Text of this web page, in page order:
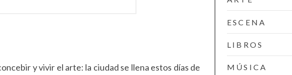
y vivir el arte: la ciudad se llena estos días de
ESCENA
LIBROS
MÚSICA